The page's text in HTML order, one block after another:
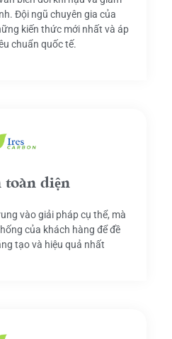
Đội ngũ chuyên gia của
kiến thức mới nhất và áp
chuẩn quốc tế.
toàn diện
vào giải pháp cụ thể, mà
của khách hàng để đề
tạo và hiệu quả nhất